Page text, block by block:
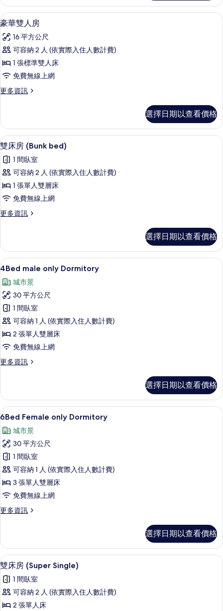
所
有
相
片
房,
私
人
室
的
情
顯
示
豪
華
雙
房
所
有
相
片
豪華雙人房 | 客房內保險箱、隔音、免
7
豪華雙人房
16 平方公尺
可容納 2 人 (依實際入住人數計費)
1 張標準雙人床
免費無線上網
更多資訊
更
雙
人
房
詳
情
選擇日期以查看價格
顯
示
雙
床
房
(Bunk
bed)
有
相
片
雙床房 (Bunk bed) | 浴室 | 淋浴設備
1
雙床房 (Bunk bed)
1 間臥室
可容納 2 人 (依實際入住人數計費)
1 張單人雙層床
免費無線上網
更多資訊
更
房
(Bunk
bed)
詳
情
選擇日期以查看價格
顯
示
4Bed
male
only
Dormitory
的
所
有
2
4Bed male only Dormitory
城市景
30 平方公尺
1 間臥室
可容納 1 人 (依實際入住人數計費)
2 張單人雙層床
免費無線上網
更多資訊
更
only
Dormitory
的
情
選擇日期以查看價格
顯
示
6Bed
Female
only
Dormitory
的
所
有
2
6Bed Female only Dormitory
城市景
30 平方公尺
1 間臥室
可容納 1 人 (依實際入住人數計費)
3 張單人雙層床
免費無線上網
更多資訊
更
only
Dormitory
的
情
選擇日期以查看價格
顯
示
雙
床
雙床房 (Super Single) | 客房內保險箱
4
雙床房 (Super Single)
1 間臥室
可容納 2 人 (依實際入住人數計費)
2 張單人床